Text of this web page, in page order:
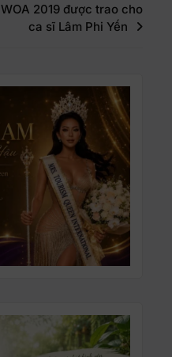
WOA 2019 được trao cho
ca sĩ Lâm Phi Yến